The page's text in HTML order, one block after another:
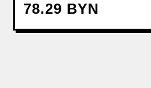
78.29 BYN